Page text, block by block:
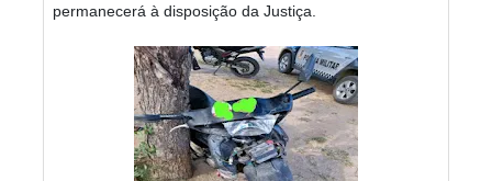
permanecerá à disposição da Justiça.